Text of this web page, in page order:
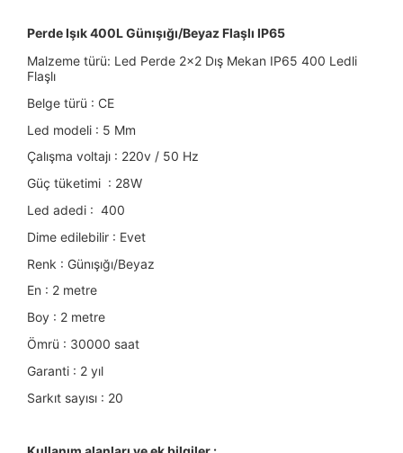
Perde Işık 400L Günışığı/Beyaz Flaşlı IP65
Malzeme türü: Led Perde 2x2 Dış Mekan IP65 400 Ledli
Flaşlı
Belge türü : CE
Led modeli : 5 Mm
Çalışma voltajı : 220v / 50 Hz
Güç tüketimi : 28W
Led adedi : 400
Dime edilebilir : Evet
Renk : Günışığı/Beyaz
En : 2 metre
Boy : 2 metre
Ömrü : 30000 saat
Garanti : 2 yıl
Sarkıt sayısı : 20